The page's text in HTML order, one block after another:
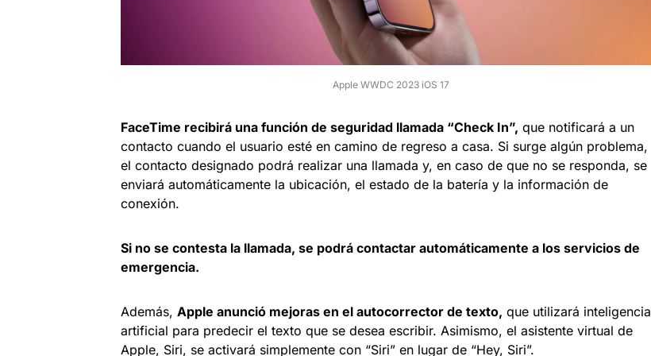
Apple WWDC 2023 iOS 17
FaceTime recibirá una función de seguridad llamada “Check In”, que notificará a un
contacto cuando el usuario esté en camino de regreso a casa. Si surge algún problema,
el contacto designado podrá realizar una llamada y, en caso de que no se responda, se
enviará automáticamente la ubicación, el estado de la batería y la información de
conexión.
Si no se contesta la llamada, se podrá contactar automáticamente a los servicios de
emergencia.
Además, Apple anunció mejoras en el autocorrector de texto, que utilizará inteligencia
artificial para predecir el texto que se desea escribir. Asimismo, el asistente virtual de
Apple, Siri, se activará simplemente con “Siri” en lugar de “Hey, Siri”.